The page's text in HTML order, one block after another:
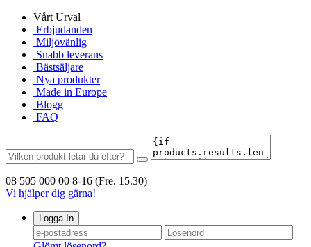
Vårt Urval
Erbjudanden
Miljövänlig
Snabb leverans
Bästsäljare
Nya produkter
Made in Europe
Blogg
FAQ
08 505 000 00 8-16 (Fre. 15.30)
Vi hjälper dig gärna!
Logga In